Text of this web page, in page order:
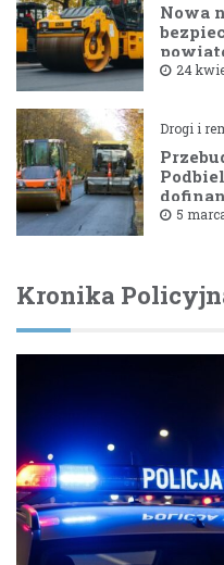
Nowa
Filipy
24
Drogi i
5
Kronika